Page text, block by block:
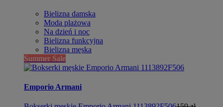
Bielizna damska
Moda plażowa
Na dzień i noc
Bielizna funkcyjna
Bielizna męska
Summer Sale
Emporio Armani